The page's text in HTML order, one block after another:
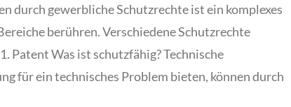
durch gewerbliche Schutzrechte ist ein komplexes
berühren. Verschiedene Schutzrechte
Patent Was ist schutzfähig? Technische
für ein technisches Problem bieten, können durch